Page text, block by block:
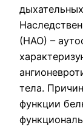
(НАО) –
тела.
функции